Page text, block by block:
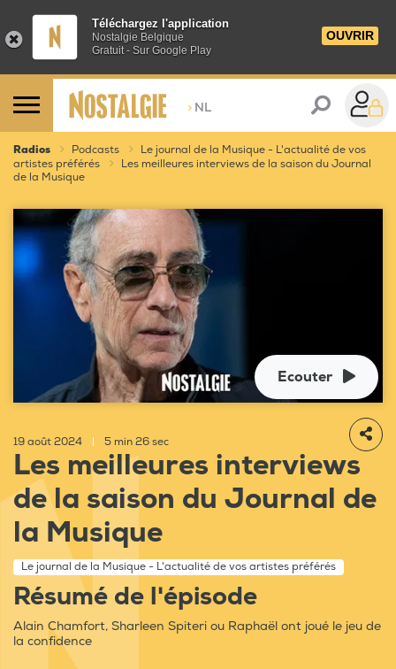
Téléchargez l'application
Nostalgie Belgique
Gratuit - Sur Google Play
OUVRIR
> NL
Radios Podcasts
Le journal de la Musique - L'actualité de vos
artistes préférés
Les meilleures interviews de la saison du Journal
de la Musique
Ecouter
19 août 2024 5 min 26 sec
Les meilleures interviews
de la saison du Journal de
la Musique
Le journal de la Musique - L'actualité de vos artistes préférés
Résumé de l'épisode
Alain Chamfort, Sharleen Spiteri ou Raphaël ont joué le jeu de
la confidence